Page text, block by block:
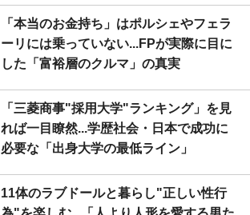
「本当のお金持ち」はポルシェやフェラ
ーリには乗っていない...FPが実際に目に
した「富裕層のクルマ」の真実
「三菱商事"採用大学"ランキング」を見
れば一目瞭然...学歴社会・日本で成功に
必要な「出身大学の最低ライン」
11体のラブドールと暮らし"正しい性行